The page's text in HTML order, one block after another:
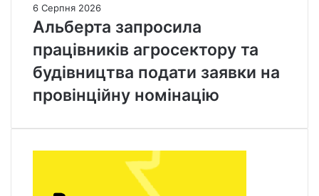
6 Серпня 2026
Альберта запросила
працівників агросектору та
будівництва подати заявки на
провінційну номінацію